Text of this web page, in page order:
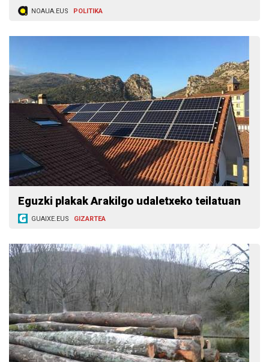
NOAUA.EUS POLITIKA
Eguzki plakak Arakilgo udaletxeko teilatuan
GUAIXE.EUS GIZARTEA